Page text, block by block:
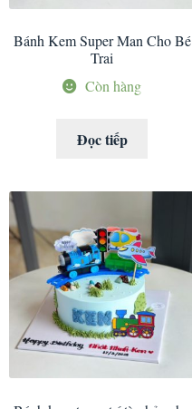
Bánh Kem Super Man Cho Bé
Trai
Còn hàng
Đọc tiếp